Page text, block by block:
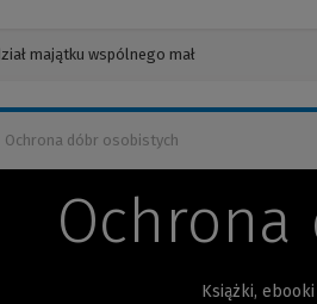
Ochrona dóbr osobistych
Książki,